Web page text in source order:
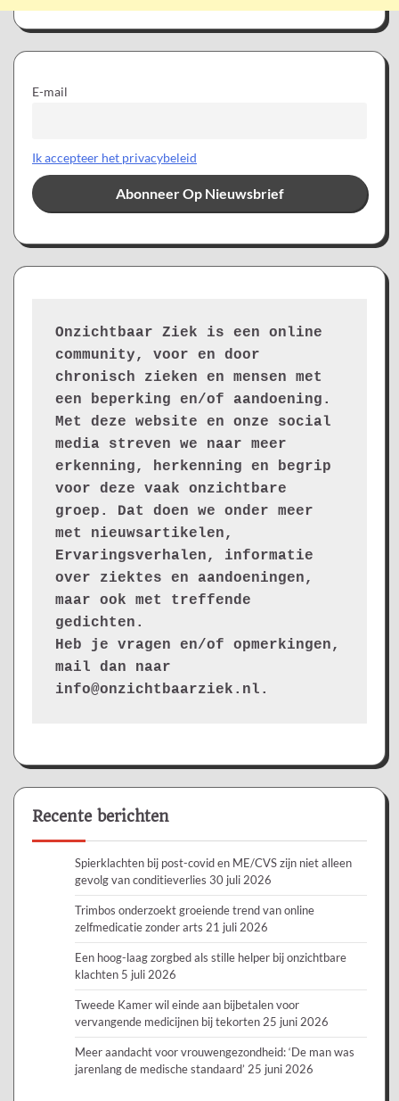
E-mail
Ik accepteer het privacybeleid
Onzichtbaar Ziek is een online
community, voor en door
chronisch zieken en mensen met
een beperking en/of aandoening.
Met deze website en onze social
media streven we naar meer
erkenning, herkenning en begrip
voor deze vaak onzichtbare
groep. Dat doen we onder meer
met nieuwsartikelen,
Ervaringsverhalen, informatie
over ziektes en aandoeningen,
maar ook met treffende
gedichten.
Heb je vragen en/of opmerkingen,
mail dan naar
info@onzichtbaarziek.nl.
Recente berichten
Spierklachten bij post-covid en ME/CVS zijn niet alleen
gevolg van conditieverlies 30 juli 2026
Trimbos onderzoekt groeiende trend van online
zelfmedicatie zonder arts 21 juli 2026
Een hoog-laag zorgbed als stille helper bij onzichtbare
klachten 5 juli 2026
Tweede Kamer wil einde aan bijbetalen voor
vervangende medicijnen bij tekorten 25 juni 2026
Meer aandacht voor vrouwengezondheid: ‘De man was
jarenlang de medische standaard’ 25 juni 2026